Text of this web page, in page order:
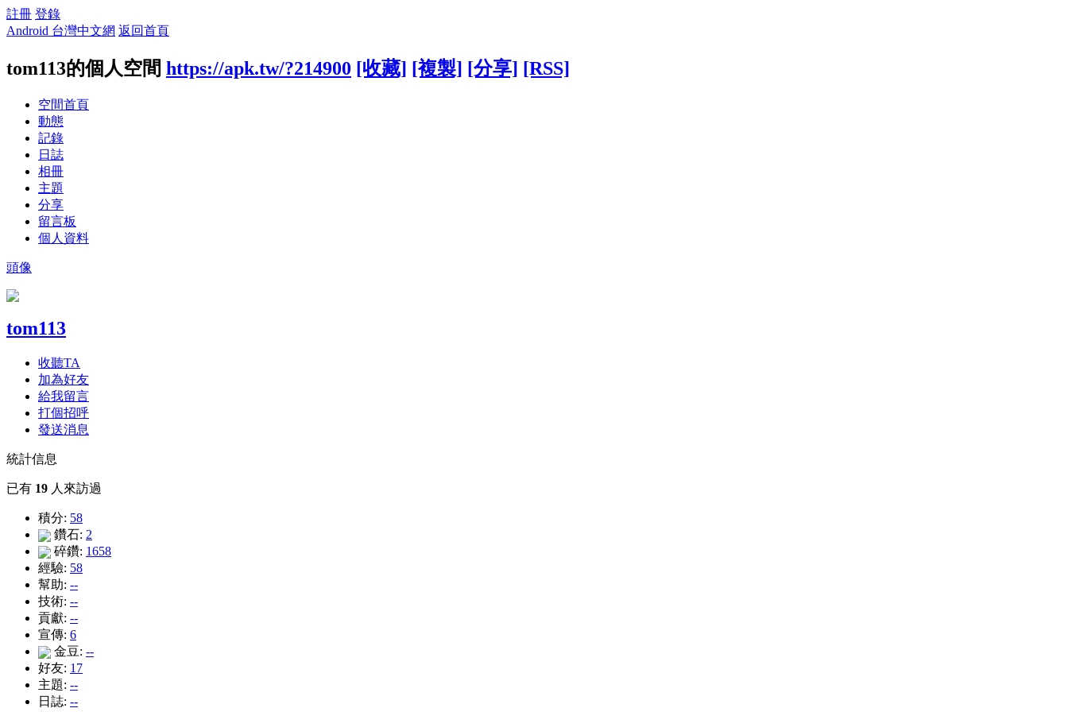
註冊 登錄
Android 台灣中文網 返回首頁
tom113的個人空間 https://apk.tw/?214900 [收藏] [複製] [分享] [RSS]
空間首頁
動態
記錄
日誌
相冊
主題
分享
留言板
個人資料
頭像
tom113
收聽TA
加為好友
給我留言
打個招呼
發送消息
統計信息
已有 19 人來訪過
積分: 58
鑽石: 2
碎鑽: 1658
經驗: 58
幫助: --
技術: --
貢獻: --
宣傳: 6
金豆: --
好友: 17
主題: --
日誌: --